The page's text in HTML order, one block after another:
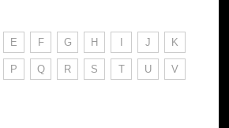
E F G H I J K
P Q R S T U V